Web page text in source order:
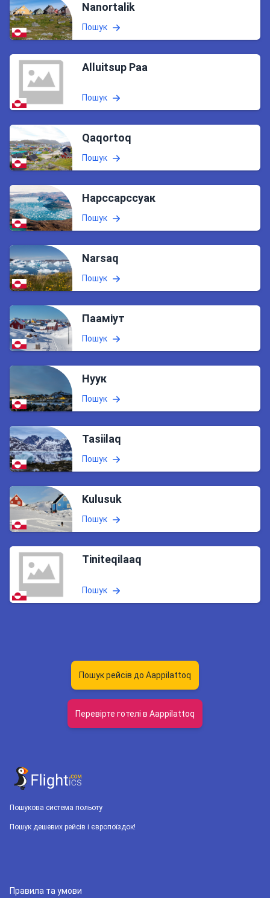
Nanortalik
Пошук
Alluitsup Paa
Пошук
Qaqortoq
Пошук
Нарссарссуак
Пошук
Narsaq
Пошук
Пааміут
Пошук
Нуук
Пошук
Tasiilaq
Пошук
Kulusuk
Пошук
Tiniteqilaaq
Пошук
Пошук рейсів до Aappilattoq
Перевірте готелі в Aappilattoq
Пошукова система польоту
Пошук дешевих рейсів і європоїздок!
Правила та умови